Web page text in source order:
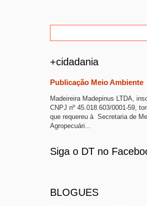
+cidadania
Publicação Meio Ambiente
Madeireira Madepinus LTDA,
CNPJ nº 45.018.603/0001-59,
que requereu à Secretaria de
Agropecuári...
Siga o DT no
BLOGUES